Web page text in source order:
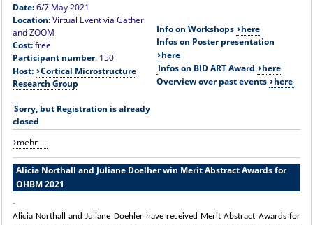
Date:6/7 May 2021
Location:Virtual Event via Gather
and ZOOM
Cost:free
Participant number: ​150
Host:
Cortical Microstructure
Research Group
Sorry, but Registration is already
closed
Info on Workshops
here
Infos on Poster presentation
here
Infos on BID ART Award
here
Overview over past events
here
mehr ...
Alicia Northall and Juliane Doelher win Merit Abstract Awards for
OHBM 2021
-
Alicia Northall and Juliane Doehler have received Merit Abstract Awards for